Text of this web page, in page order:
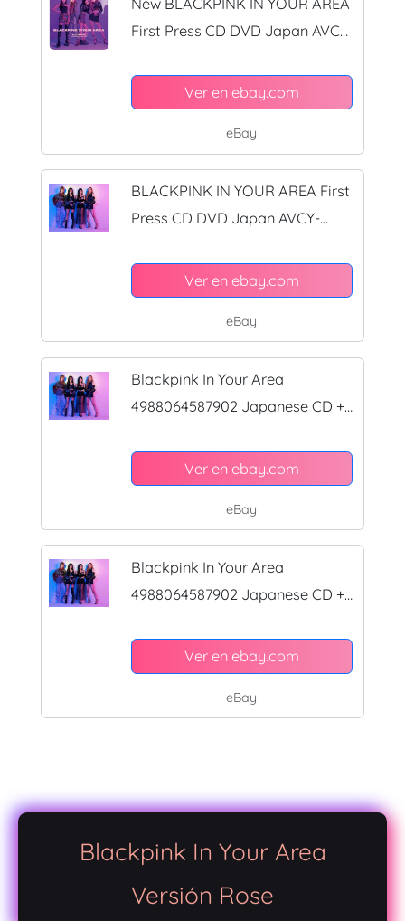
First Press CD DVD Japan AVCY-
Ver en ebay.com
eBay
BLACKPINK IN YOUR AREA First
Press CD DVD Japan AVCY-
Ver en ebay.com
eBay
Blackpink In Your Area
4988064587902 Japanese CD +
Ver en ebay.com
eBay
Blackpink In Your Area
4988064587902 Japanese CD +
Ver en ebay.com
eBay
Blackpink In Your Area
Versión Rose